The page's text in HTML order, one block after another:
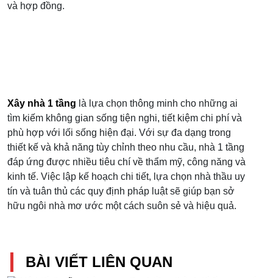
và hợp đồng.
Xây nhà 1 tầng là lựa chọn thông minh cho những ai
tìm kiếm không gian sống tiện nghi, tiết kiệm chi phí và
phù hợp với lối sống hiện đại. Với sự đa dạng trong
thiết kế và khả năng tùy chỉnh theo nhu cầu, nhà 1 tầng
đáp ứng được nhiều tiêu chí về thẩm mỹ, công năng và
kinh tế. Việc lập kế hoạch chi tiết, lựa chọn nhà thầu uy
tín và tuân thủ các quy định pháp luật sẽ giúp bạn sở
hữu ngôi nhà mơ ước một cách suôn sẻ và hiệu quả.
BÀI VIẾT LIÊN QUAN